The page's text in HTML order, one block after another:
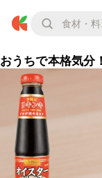
おうちで本格気分